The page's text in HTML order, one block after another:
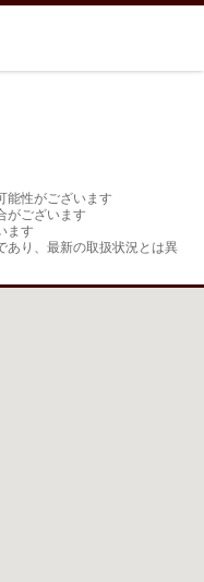
能性がございます
がございます
ます
あり、最新の取扱状況とは異